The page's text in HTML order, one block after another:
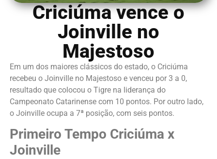
Criciúma vence o
Joinville no
Majestoso
Em um dos maiores clássicos do estado, o Criciúma
recebeu o Joinville no Majestoso e venceu por 3 a 0,
resultado que colocou o Tigre na liderança do
Campeonato Catarinense com 10 pontos. Por outro lado,
o Joinville ocupa a 7ª posição, com seis pontos.
Primeiro Tempo Criciúma x
Joinville